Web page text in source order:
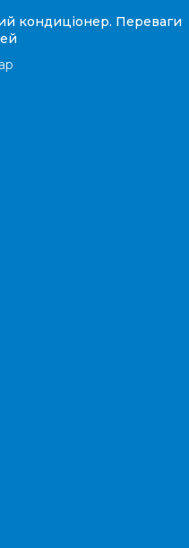
кондиціонер. Переваги